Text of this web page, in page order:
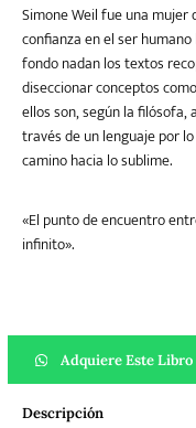
Simone Weil fue una mujer
confianza en el ser
fondo nadan los textos
diseccionar conceptos
ellos son, según la filósofa,
través de un lenguaje por
camino hacia lo sublime.
«El punto de encuentro
infinito».
Adquiere Este Libro
Descripción